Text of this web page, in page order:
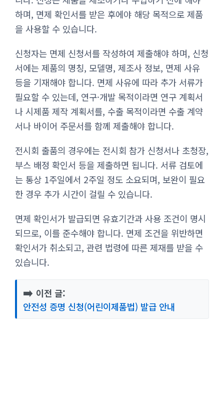
하며, 면제 확인서를 받은 후에야 해당 목적으로 제품
을 사용할 수 있습니다.
신청자는 면제 신청서를 작성하여 제출해야 하며, 신청
서에는 제품의 명칭, 모델명, 제조사 정보, 면제 사유
등을 기재해야 합니다. 면제 사유에 따라 추가 서류가
필요할 수 있는데, 연구·개발 목적이라면 연구 계획서
나 시제품 제작 계획서를, 수출 목적이라면 수출 계약
서나 바이어 주문서를 함께 제출해야 합니다.
전시회 출품의 경우에는 전시회 참가 신청서나 초청장,
부스 배정 확인서 등을 제출하면 됩니다. 서류 검토에
는 통상 1주일에서 2주일 정도 소요되며, 보완이 필요
한 경우 추가 시간이 걸릴 수 있습니다.
면제 확인서가 발급되면 유효기간과 사용 조건이 명시
되므로, 이를 준수해야 합니다. 면제 조건을 위반하면
확인서가 취소되고, 관련 법령에 따른 제재를 받을 수
있습니다.
➡️ 이전 글:
안전성 증명 신청(어린이제품법) 발급 안내